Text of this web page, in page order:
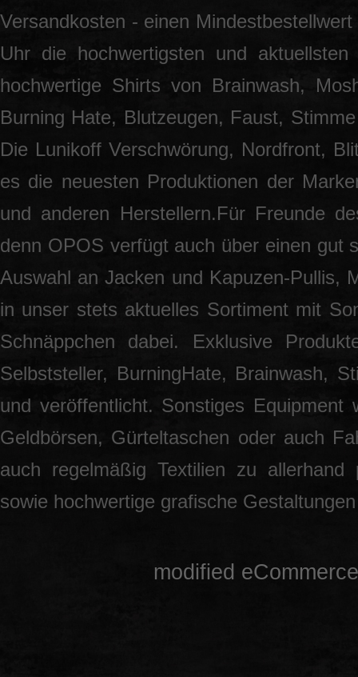
Versandkosten - einen
Uhr die hochwertigsten und
hochwertige Shirts von Brainwash,
Burning Hate, Blutzeugen, Faust,
Die Lunikoff Verschwörung, Nordfront,
es die neuesten Produktionen der
und anderen Herstellern.Für Freunde
denn OPOS verfügt auch über einen gut
Auswahl an Jacken und Kapuzen-Pullis,
in unser stets aktuelles Sortiment mit
Schnäppchen dabei. Exklusive
Selbststeller, BurningHate, Brainwash,
und veröffentlicht. Sonstiges Equipment
Geldbörsen, Gürteltaschen oder auch
auch regelmäßig Textilien zu allerhand
sowie hochwertige grafische
mod ified